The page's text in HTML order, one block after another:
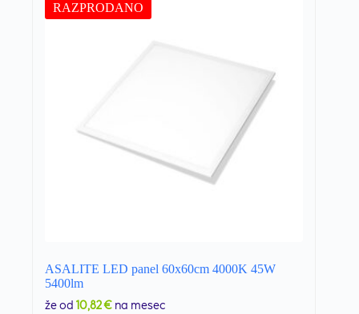
RAZPRODANO
ASALITE LED panel 60x60cm 4000K 45W
5400lm
že od 10,82 € na mesec